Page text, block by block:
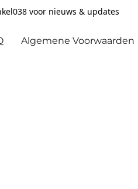
voor nieuws & updates
Algemene Voorwaarden